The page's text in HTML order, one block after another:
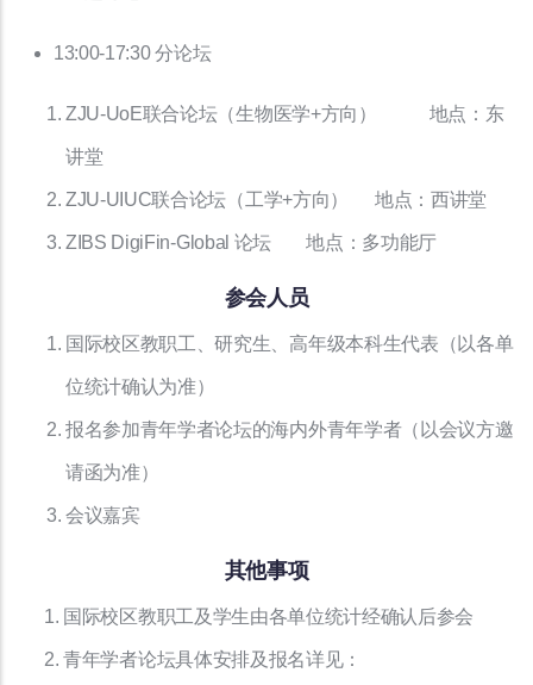
13:00-17:30 分论坛
ZJU-UoE联合论坛（生物医学+方向） 地点：东
讲堂
ZJU-UIUC联合论坛（工学+方向） 地点：西讲堂
ZIBS DigiFin-Global 论坛 地点：多功能厅
参会人员
国际校区教职工、研究生、高年级本科生代表（以各单
位统计确认为准）
报名参加青年学者论坛的海内外青年学者（以会议方邀
请函为准）
会议嘉宾
其他事项
1. 国际校区教职工及学生由各单位统计经确认后参会
2. 青年学者论坛具体安排及报名详见：